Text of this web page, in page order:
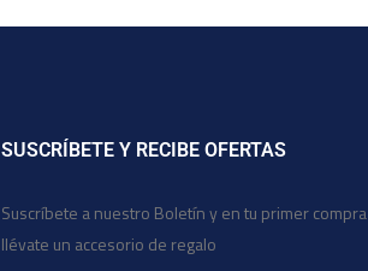
SUSCRÍBETE Y RECIBE OFERTAS
Suscríbete a nuestro Boletín y en tu primer compra
llévate un accesorio de regalo